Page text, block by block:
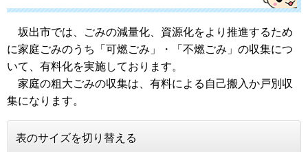
坂出市では、ごみの減量化、資源化をより推進するため
に家庭ごみのうち「可燃ごみ」・「不燃ごみ」の収集につ
いて、有料化を実施しております。
家庭の粗大ごみの収集は、有料による自己搬入か戸別収
集になります。
表のサイズを切り替える